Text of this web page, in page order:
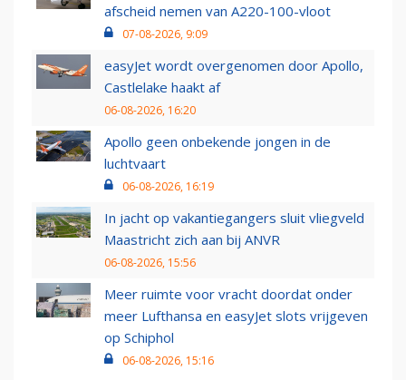
afscheid nemen van A220-100-vloot
07-08-2026, 9:09
easyJet wordt overgenomen door Apollo,
Castlelake haakt af
06-08-2026, 16:20
Apollo geen onbekende jongen in de
luchtvaart
06-08-2026, 16:19
In jacht op vakantiegangers sluit vliegveld
Maastricht zich aan bij ANVR
06-08-2026, 15:56
Meer ruimte voor vracht doordat onder
meer Lufthansa en easyJet slots vrijgeven
op Schiphol
06-08-2026, 15:16